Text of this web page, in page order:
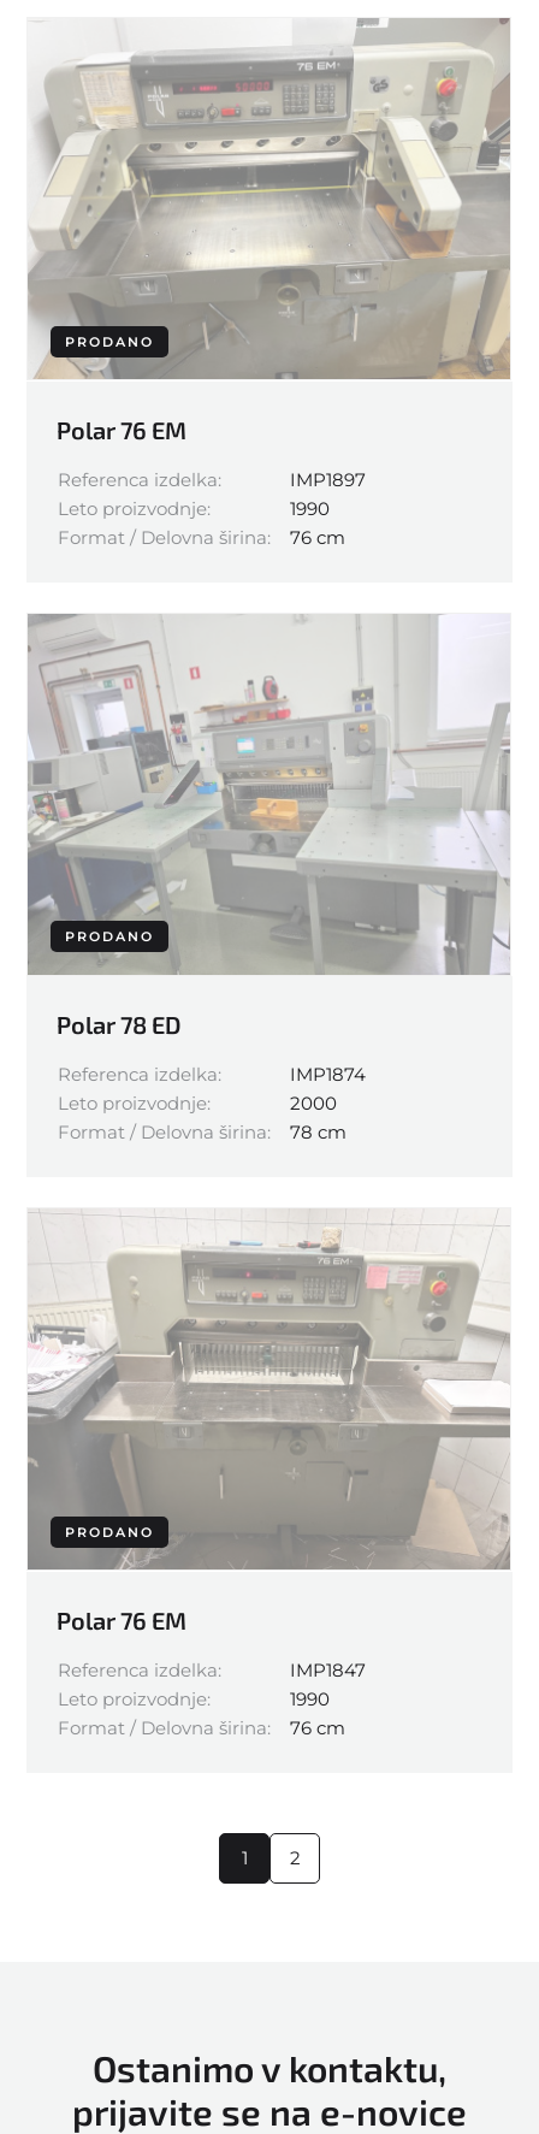
PRODANO
Polar 76 EM
Referenca izdelka:
IMP1897
Leto proizvodnje:
1990
Format / Delovna širina:
76 cm
PRODANO
Polar 78 ED
Referenca izdelka:
IMP1874
Leto proizvodnje:
2000
Format / Delovna širina:
78 cm
PRODANO
Polar 76 EM
Referenca izdelka:
IMP1847
Leto proizvodnje:
1990
Format / Delovna širina:
76 cm
1 2
Ostanimo v kontaktu,
prijavite se na e-novice